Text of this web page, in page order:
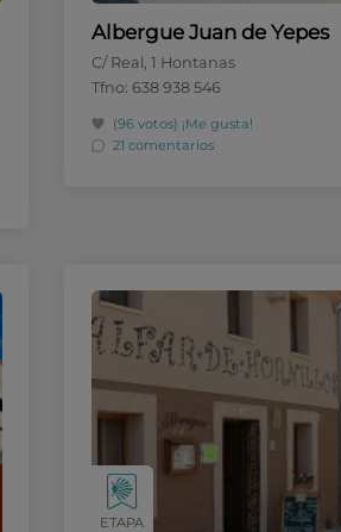
Albergue Juan de Yepes
C/ Real, 1 Hontanas
Tfno: 638 938 546
(96 votos) ¡Me gusta!
21 comentarios
ETAPA